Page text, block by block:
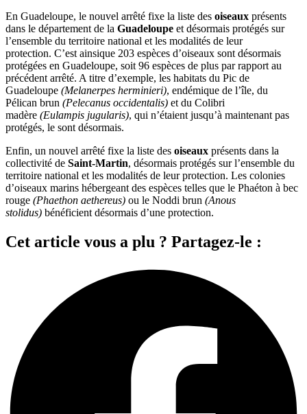
En Guadeloupe, le nouvel arrêté fixe la liste des oiseaux présents
dans le département de la Guadeloupe et désormais protégés sur
l’ensemble du territoire national et les modalités de leur
protection. C’est ainsique 203 espèces d’oiseaux sont désormais
protégées en Guadeloupe, soit 96 espèces de plus par rapport au
précédent arrêté. A titre d’exemple, les habitats du Pic de
Guadeloupe (Melanerpes herminieri), endémique de l’île, du
Pélican brun (Pelecanus occidentalis) et du Colibri
madère (Eulampis jugularis), qui n’étaient jusqu’à maintenant pas
protégés, le sont désormais.
Enfin, un nouvel arrêté fixe la liste des oiseaux présents dans la
collectivité de Saint-Martin, désormais protégés sur l’ensemble du
territoire national et les modalités de leur protection. Les colonies
d’oiseaux marins hébergeant des espèces telles que le Phaéton à bec
rouge (Phaethon aethereus) ou le Noddi brun (Anous
stolidus) bénéficient désormais d’une protection.
Cet article vous a plu ? Partagez-le :